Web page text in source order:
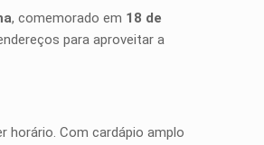
, comemorado em 18 de
para aproveitar a
horário. Com cardápio amplo